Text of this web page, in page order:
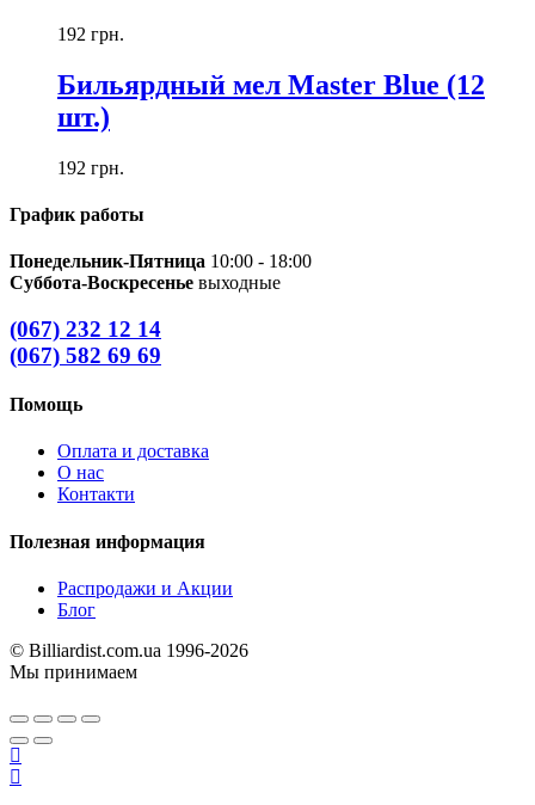
192 грн.
Бильярдный мел Master Blue (12
шт.)
192 грн.
График работы
Понедельник-Пятница 10:00 - 18:00
Суббота-Воскресенье выходные
(067) 232 12 14
(067) 582 69 69
Помощь
Оплата и доставка
О нас
Контакти
Полезная информация
Распродажи и Акции
Блог
© Billiardist.com.ua 1996-2026
Мы принимаем